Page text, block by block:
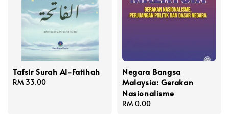
Tafsir Surah Al-Fatihah
Regular
RM 33.00
Negara Bangsa
Malaysia: Gerakan
Nasionalisme
Regular
RM 0.00